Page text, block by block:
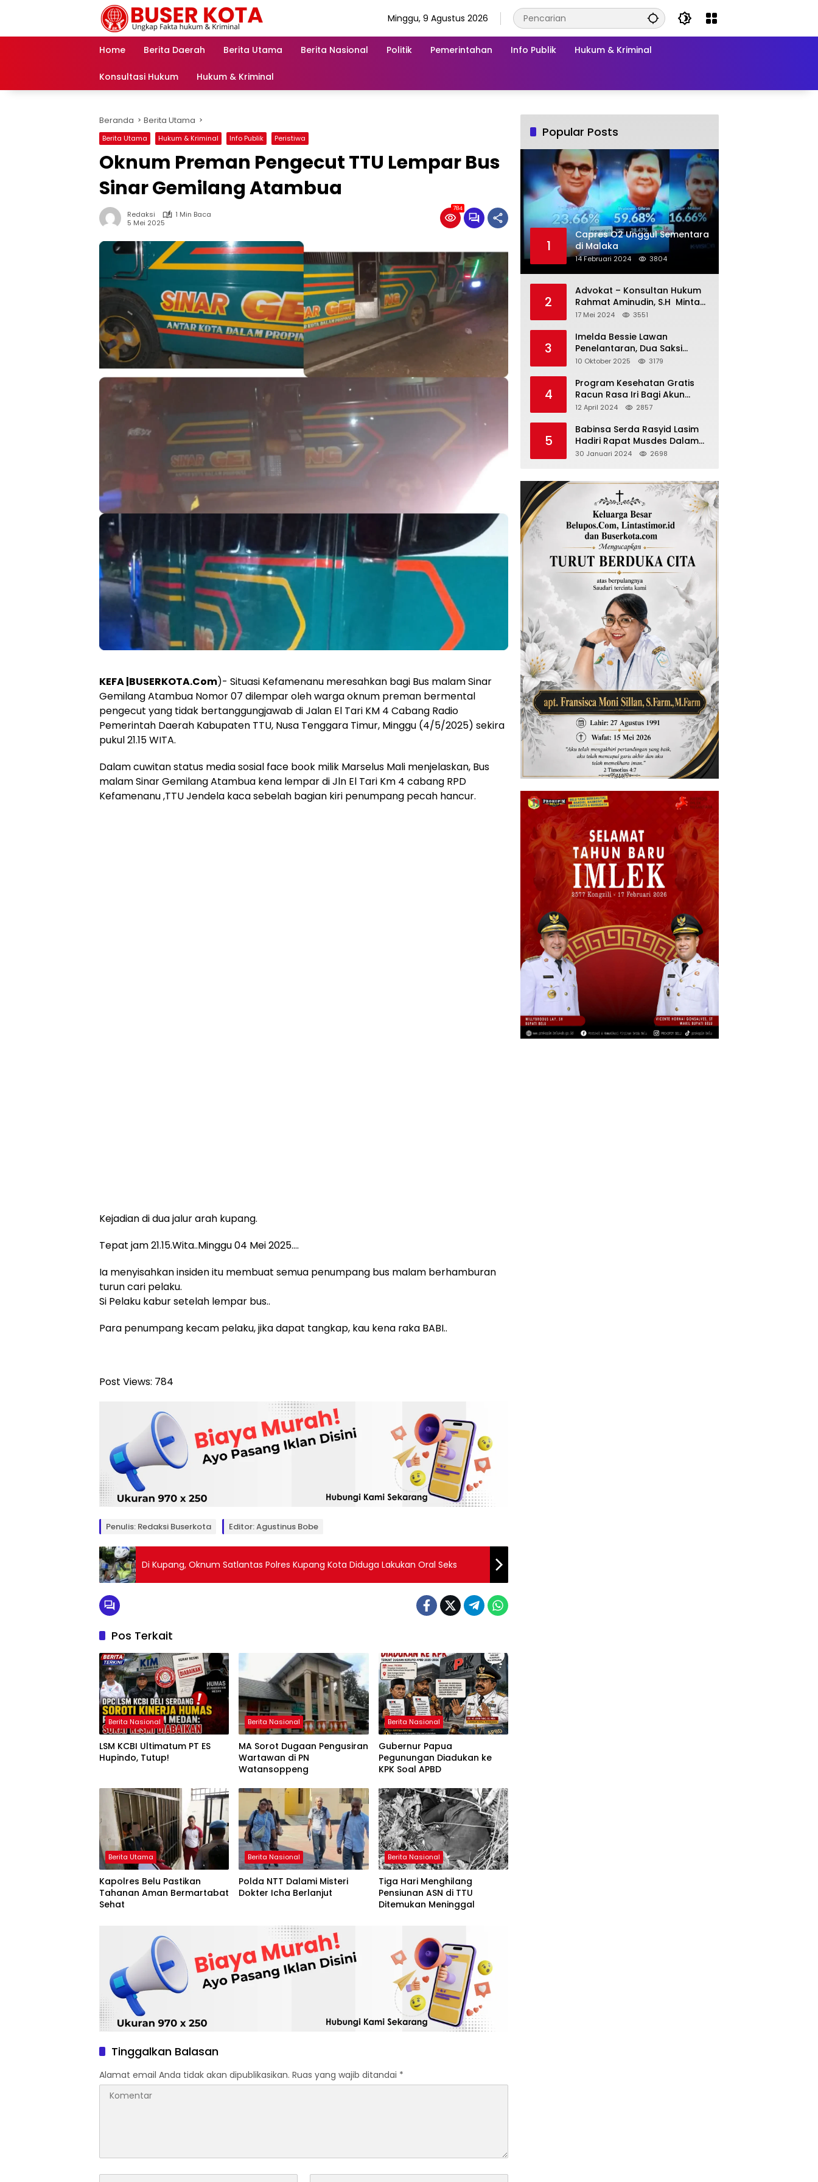
Minggu, 9 Agustus 2026
Home Berita Daerah Berita Utama Berita Nasional Politik Pemerintahan Info Publik Hukum & Kriminal
Konsultasi Hukum Hukum & Kriminal
Beranda Berita Utama
Berita Utama Hukum & Kriminal Info Publik Peristiwa
Oknum Preman Pengecut TTU Lempar Bus
Sinar Gemilang Atambua
Redaksi
1 Min Baca
5 Mei 2025
784
KEFA |BUSERKOTA.Com)- Situasi Kefamenanu meresahkan bagi Bus malam Sinar
Gemilang Atambua Nomor 07 dilempar oleh warga oknum preman bermental
pengecut yang tidak bertanggungjawab di Jalan El Tari KM 4 Cabang Radio
Pemerintah Daerah Kabupaten TTU, Nusa Tenggara Timur, Minggu (4/5/2025) sekira
pukul 21.15 WITA.
Dalam cuwitan status media sosial face book milik Marselus Mali menjelaskan, Bus
malam Sinar Gemilang Atambua kena lempar di Jln El Tari Km 4 cabang RPD
Kefamenanu ,TTU Jendela kaca sebelah bagian kiri penumpang pecah hancur.
Kejadian di dua jalur arah kupang.
Tepat jam 21.15.Wita..Minggu 04 Mei 2025….
Ia menyisahkan insiden itu membuat semua penumpang bus malam berhamburan
turun cari pelaku.
Si Pelaku kabur setelah lempar bus..
Para penumpang kecam pelaku, jika dapat tangkap, kau kena raka BABI..
Post Views: 784
Penulis: Redaksi Buserkota Editor: Agustinus Bobe
Di Kupang, Oknum Satlantas Polres Kupang Kota Diduga Lakukan Oral Seks
Pos Terkait
Berita Nasional
LSM KCBI Ultimatum PT ES
Hupindo, Tutup!
Berita Nasional
MA Sorot Dugaan Pengusiran
Wartawan di PN
Watansoppeng
Berita Nasional
Gubernur Papua
Pegunungan Diadukan ke
KPK Soal APBD
Berita Utama
Kapolres Belu Pastikan
Tahanan Aman Bermartabat
Sehat
Berita Nasional
Polda NTT Dalami Misteri
Dokter Icha Berlanjut
Berita Nasional
Tiga Hari Menghilang
Pensiunan ASN di TTU
Ditemukan Meninggal
Tinggalkan Balasan
Alamat email Anda tidak akan dipublikasikan. Ruas yang wajib ditandai *
Popular Posts
1
Capres O2 Unggul Sementara
di Malaka
14 Februari 2024 3804
2
Advokat – Konsultan Hukum
Rahmat Aminudin, S.H Minta
“Polisi Segara Tuntaskan
17 Mei 2024 3551
3
Imelda Bessie Lawan
Penelantaran, Dua Saksi
Diperiksa
10 Oktober 2025 3179
4
Program Kesehatan Gratis
Racun Rasa Iri Bagi Akun
Palsu Medsos
12 April 2024 2857
5
Babinsa Serda Rasyid Lasim
Hadiri Rapat Musdes Dalam
Pebahasan RAPBDES Bereliku
30 Januari 2024 2698